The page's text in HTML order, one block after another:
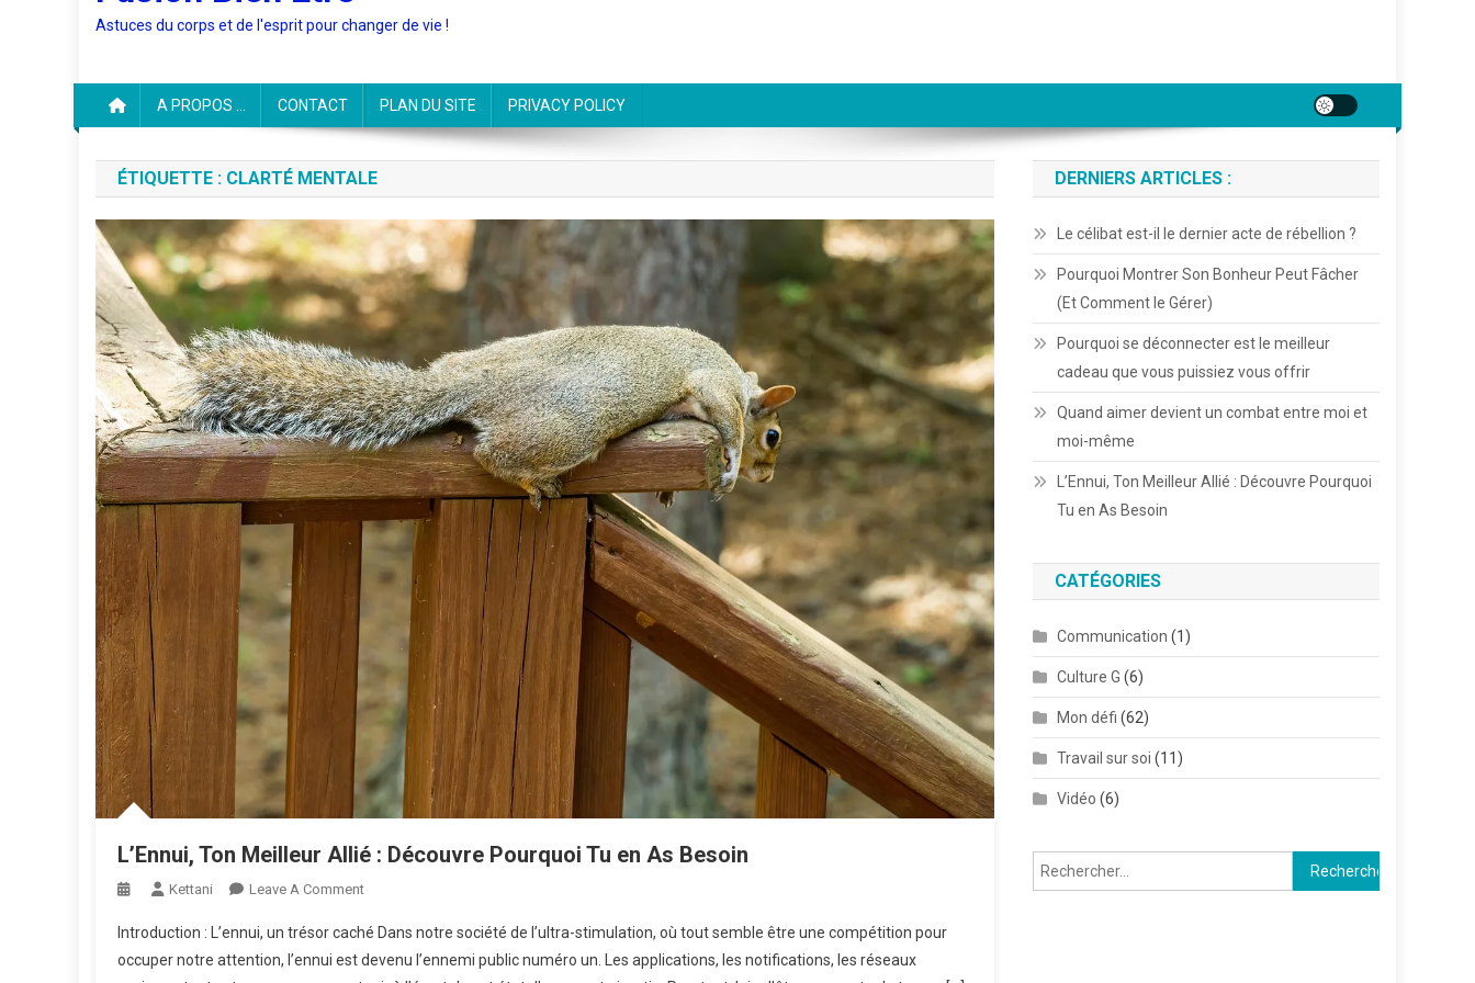
Astuces du corps et de l'esprit pour changer de vie !
A PROPOS … CONTACT PLAN DU SITE PRIVACY POLICY
ÉTIQUETTE : CLARTÉ MENTALE
L’Ennui, Ton Meilleur Allié : Découvre Pourquoi Tu en As Besoin
Kettani Leave A CommentOn
Ton
Meilleur
Introduction : L’ennui, un trésor caché Dans notre société de l’ultra-stimulation, où tout semble être une compétition pour
occuper notre attention, l’ennui est devenu l’ennemi public numéro un. Les applications, les notifications, les réseaux
DERNIERS ARTICLES :
Le célibat est-il le dernier acte de rébellion ?
Pourquoi Montrer Son Bonheur Peut Fâcher
(Et Comment le Gérer)
Pourquoi se déconnecter est le meilleur
cadeau que vous puissiez vous offrir
Quand aimer devient un combat entre moi et
moi-même
L’Ennui, Ton Meilleur Allié : Découvre Pourquoi
Tu en As Besoin
CATÉGORIES
Communication (1)
Culture G (6)
Mon défi (62)
Travail sur soi (11)
Vidéo (6)
Rechercher :